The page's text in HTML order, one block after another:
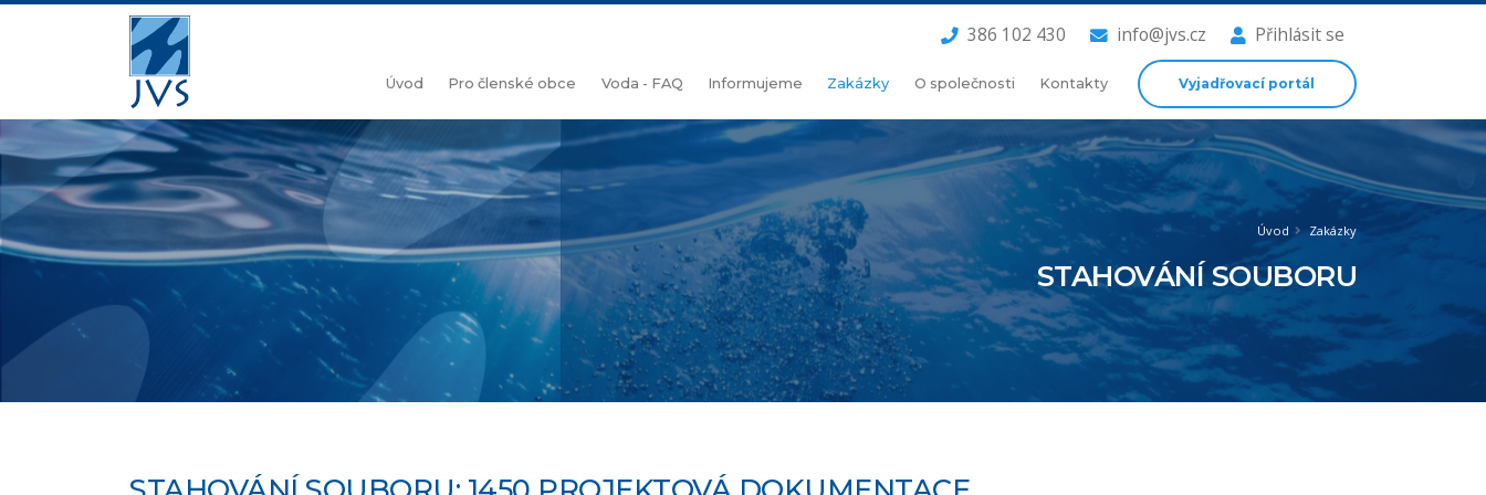
386 102 430 info@jvs.cz Přihlásit se
Úvod Pro členské obce Voda - FAQ Informujeme Zakázky O společnosti Kontakty Vyjadřovací portál
Úvod Zakázky
STAHOVÁNÍ SOUBORU